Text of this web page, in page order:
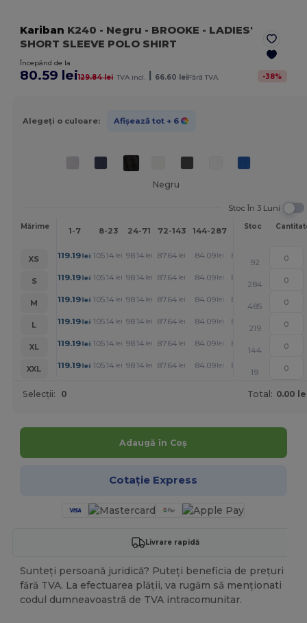
Kariban K240 - Negru - BROOKE - LADIES'
SHORT SLEEVE POLO SHIRT
Începând de la
80.59 lei129.84 lei TVA incl. | 66.60 leiFără TVA. -38%
Alegeți o culoare: Afișează tot + 6
Negru
Stoc În 3 Luni
Mărime 1-7 8-23 24-71 72-143 144-287 288 +
Mai
Stoc
XS 119.19lei 105.14 lei 98.14 lei 87.64 lei 84.09 lei 80.59
92
S
119.19lei 105.14 lei 98.14 lei 87.64 lei 84.09 lei 80.59
284
M
119.19lei 105.14 lei 98.14 lei 87.64 lei 84.09 lei 80.59
485
L
119.19lei 105.14 lei 98.14 lei 87.64 lei 84.09 lei 80.59
219
XL
119.19lei 105.14 lei 98.14 lei 87.64 lei 84.09 lei 80.59
144
XXL
119.19lei 105.14 lei 98.14 lei 87.64 lei 84.09 lei 80.59
19
Selecții: 0 Total: 0.00
Adaugă în Coș
Cotație Express
Livrare rapidă
Sunteți persoană juridică? Puteți beneficia de prețuri
fără TVA. La efectuarea plății, va rugăm să menționati
codul dumneavoastră de TVA intracomunitar.